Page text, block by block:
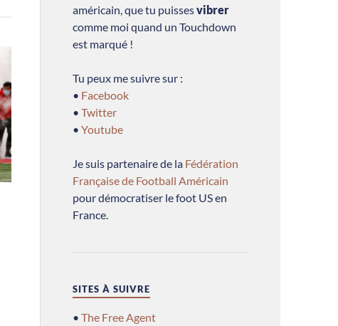
américain, que tu puissesvibrer
comme moi quand un Touchdown
est marqué !
Tu peux me suivre sur :
• Facebook
• Twitter
• Youtube
Je suis partenaire de la Fédération
Française de Football Américain
pour démocratiser le foot US en
France.
SITES À SUIVRE
• The Free Agent